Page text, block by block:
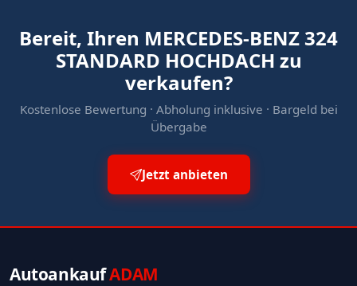
Bereit, Ihren MERCEDES-BENZ 324
STANDARD HOCHDACH zu
verkaufen?
Kostenlose Bewertung · Abholung inklusive · Bargeld bei
Übergabe
Jetzt anbieten
AutoankaufADAM